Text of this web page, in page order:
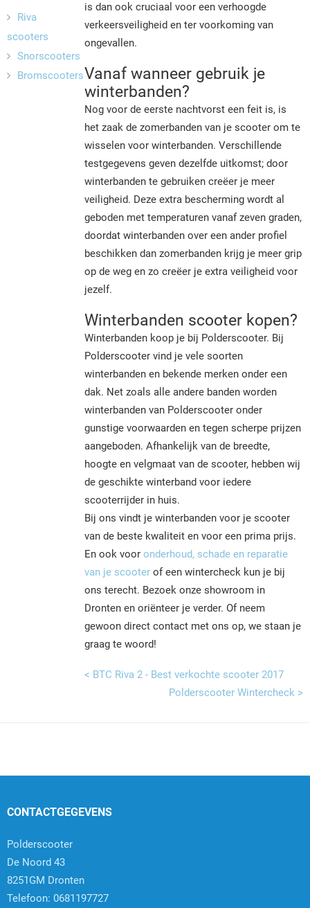
is dan ook cruciaal voor een verhoogde
verkeersveiligheid en ter voorkoming van
ongevallen.
Vanaf wanneer gebruik je
winterbanden?
Nog voor de eerste nachtvorst een feit is, is
het zaak de zomerbanden van je scooter om te
wisselen voor winterbanden. Verschillende
testgegevens geven dezelfde uitkomst; door
winterbanden te gebruiken creëer je meer
veiligheid. Deze extra bescherming wordt al
geboden met temperaturen vanaf zeven graden,
doordat winterbanden over een ander profiel
beschikken dan zomerbanden krijg je meer grip
op de weg en zo creëer je extra veiligheid voor
jezelf.
Winterbanden scooter kopen?
Winterbanden koop je bij Polderscooter. Bij
Polderscooter vind je vele soorten
winterbanden en bekende merken onder een
dak. Net zoals alle andere banden worden
winterbanden van Polderscooter onder
gunstige voorwaarden en tegen scherpe prijzen
aangeboden. Afhankelijk van de breedte,
hoogte en velgmaat van de scooter, hebben wij
de geschikte winterband voor iedere
scooterrijder in huis.
Bij ons vindt je winterbanden voor je scooter
van de beste kwaliteit en voor een prima prijs.
En ook voor onderhoud, schade en reparatie
van je scooter of een wintercheck kun je bij
ons terecht. Bezoek onze showroom in
Dronten en oriënteer je verder. Of neem
gewoon direct contact met ons op, we staan je
graag te woord!
< BTC Riva 2 - Best verkochte scooter 2017
Polderscooter Wintercheck >
Riva
scooters
Snorscooters
Bromscooters
CONTACTGEGEVENS
Polderscooter
De Noord 43
8251GM Dronten
Telefoon: 0681197727